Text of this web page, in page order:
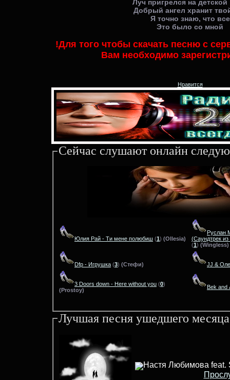
Луч пригрелся на детской
Добрый ангел хранит
Я точно знаю, что все
Это было со мной
!Для того чтобы скачать песню с
Вам необходимо
Нравится
Сейчас слушают онлайн
Юлия Рай - Ти мене полюбиш (1) (Ollesia)
Руслан
(Саундтрек
(1) (Wingless)
Dfp - Игрушка (3) (Стефи) JJ &
3 Doors down - Here without you (0)
(Prostoy)
Bek and
Лучшая песня ушедшего
Настя Любимова